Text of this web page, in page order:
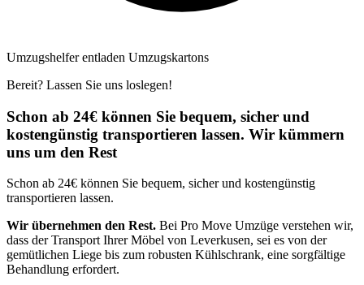
Umzugshelfer entladen Umzugskartons
Bereit? Lassen Sie uns loslegen!
Schon ab 24€ können Sie bequem, sicher und
kostengünstig transportieren lassen. Wir kümmern
uns um den Rest
Schon ab 24€ können Sie bequem, sicher und kostengünstig
transportieren lassen.
Wir übernehmen den Rest. Bei Pro Move Umzüge verstehen wir,
dass der Transport Ihrer Möbel von Leverkusen, sei es von der
gemütlichen Liege bis zum robusten Kühlschrank, eine sorgfältige
Behandlung erfordert.